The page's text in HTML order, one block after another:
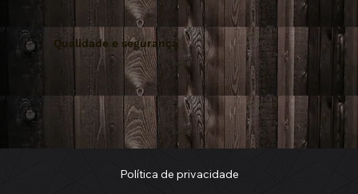
Qualidade e segurança
Política de privacidade